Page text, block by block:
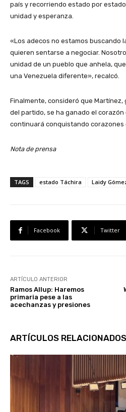
país y recorriendo estado por
unidad y esperanza.
«Los adecos no estamos buscando
quieren sentarse a negociar.
unidad de un pueblo que anhela,
una Venezuela diferente», recalcó.
Finalmente, consideró que
del partido, se ha ganado el corazón
continuará conquistando corazones
Nota de prensa
TAGS estado Táchira Laidy
Facebook Twitter
ARTÍCULO ANTERIOR
Ramos Allup: Haremos
primaria pese a las
acechanzas y presiones
ARTÍCULOS RELACIONADOS